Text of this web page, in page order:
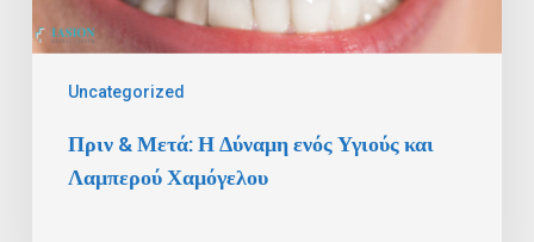
Uncategorized
Πριν & Μετά: Η Δύναμη ενός Υγιούς και
Λαμπερού Χαμόγελου